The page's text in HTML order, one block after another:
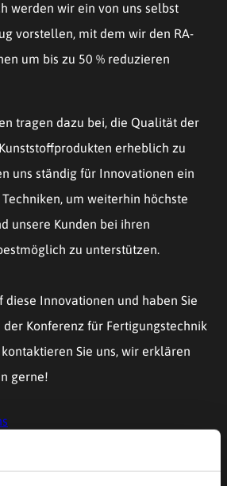
werden wir ein von uns selbst
vorstellen, mit dem wir den RA-
um bis zu 50 % reduzieren
tragen dazu bei, die Qualität der
erheblich zu
uns ständig für Innovationen ein
um weiterhin höchste
unsere Kunden bei ihren
zu unterstützen.
diese Innovationen und haben Sie
Konferenz für Fertigungstechnik
Sie uns, wir erklären
gerne!
BKB Precision auf